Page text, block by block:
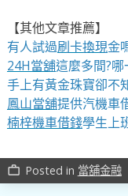
【其他文章推薦】
有人試過刷卡換現金
24H當舖這麼多間?
手上有黃金珠寶卻不
鳳山當舖提供汽機車
楠梓機車借錢學生上
work_outline Posted in 當舖金融